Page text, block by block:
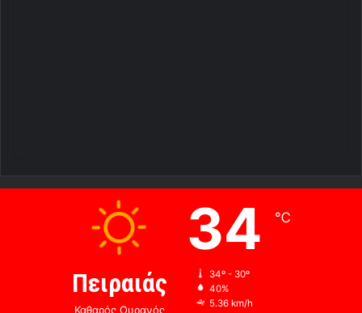
Πειραιάς
Καθαρός Ουρανός
34 ℃
34º - 30º
40%
5.36 km/h